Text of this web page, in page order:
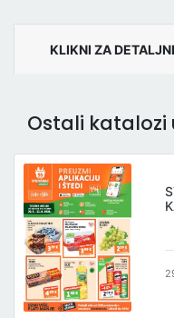
KLIKNI ZA
Ostali katalozi